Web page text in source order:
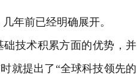
年前已经明确展开。
技术积累方面的优势，并
就提出了“全球科技领先的